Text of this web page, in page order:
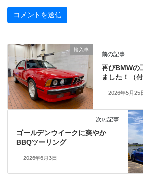
輸入車
前の記事
再びBMWの
ました！（付
2026年5月25
次の記事
ゴールデンウイークに爽やか
BBQツーリング
2026年6月3日